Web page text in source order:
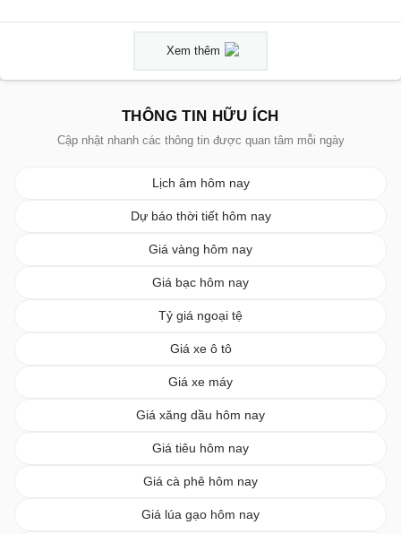
Xem thêm
THÔNG TIN HỮU ÍCH
Cập nhật nhanh các thông tin được quan tâm mỗi ngày
Lịch âm hôm nay
Dự báo thời tiết hôm nay
Giá vàng hôm nay
Giá bạc hôm nay
Tỷ giá ngoại tệ
Giá xe ô tô
Giá xe máy
Giá xăng dầu hôm nay
Giá tiêu hôm nay
Giá cà phê hôm nay
Giá lúa gạo hôm nay